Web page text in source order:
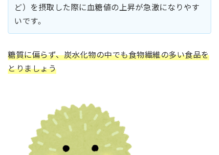
ど）を摂取した際に血糖値の上昇が急激になりやす
いです。
糖質に偏らず、炭水化物の中でも食物繊維の多い食品を
とりましょう